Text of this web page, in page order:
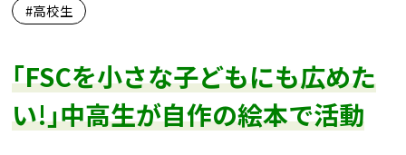
高校生
｢FSCを小さな子どもにも広めた
い!｣中高生が自作の絵本で活動